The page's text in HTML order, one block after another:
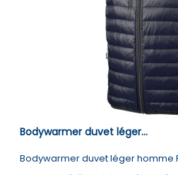
Bodywarmer duvet léger...
Bodywarmer duvet léger homme